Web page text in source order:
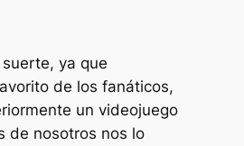
ya que
de los fanáticos,
un videojuego
de nosotros nos lo